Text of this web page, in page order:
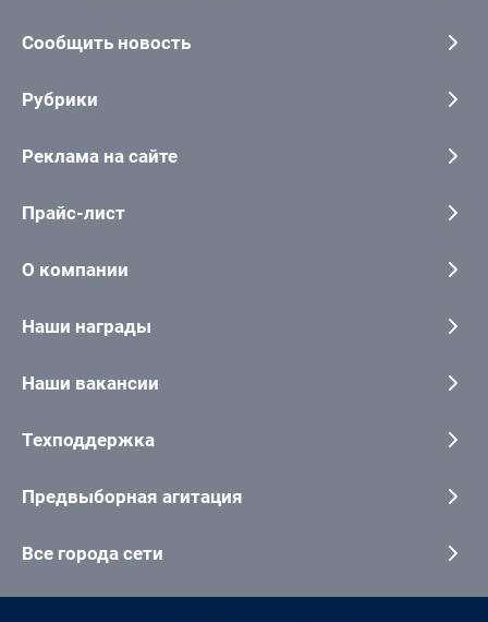
Сообщить новость
Рубрики
Реклама на сайте
Прайс-лист
О компании
Наши награды
Наши вакансии
Техподдержка
Предвыборная агитация
Все города сети